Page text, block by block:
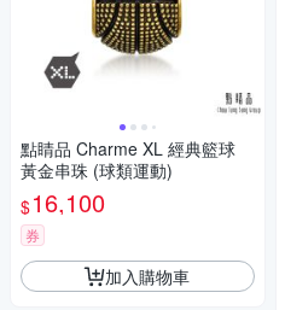
點睛品 Charme XL 經典籃球
黃金串珠 (球類運動)
$16,100
券
加入購物車